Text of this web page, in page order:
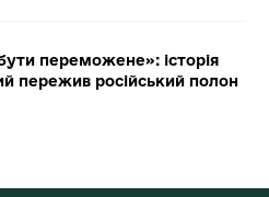
переможене»: історія
пережив російський полон